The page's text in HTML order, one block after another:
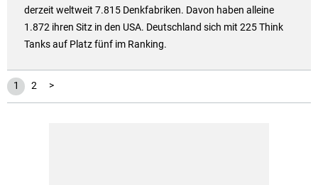
derzeit weltweit 7.815 Denkfabriken. Davon haben alleine
1.872 ihren Sitz in den USA. Deutschland sich mit 225 Think
Tanks auf Platz fünf im Ranking.
1 2 >